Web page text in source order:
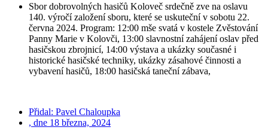
Sbor dobrovolných hasičů Koloveč srdečně zve na oslavu
140. výročí založení sboru, které se uskuteční v sobotu 22.
června 2024. Program: 12:00 mše svatá v kostele Zvěstování
Panny Marie v Kolovči, 13:00 slavnostní zahájení oslav před
hasičskou zbrojnicí, 14:00 výstava a ukázky současné i
historické hasičské techniky, ukázky zásahové činnosti a
vybavení hasičů, 18:00 hasičská taneční zábava,
Přidal: Pavel Chaloupka
, dne 18 března, 2024